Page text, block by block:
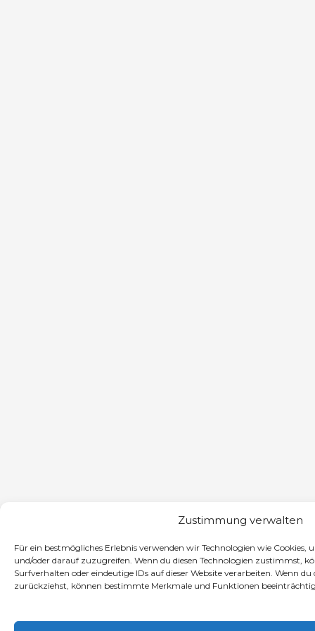
Zustimmung verwalten
Für ein bestmögliches Erlebnis verwenden wir Technologien wie
und/oder darauf zuzugreifen. Wenn du diesen Technologien zustimmst,
Surfverhalten oder eindeutige IDs auf dieser Website verarbeiten. Wenn
zurückziehst, können bestimmte Merkmale und Funktionen